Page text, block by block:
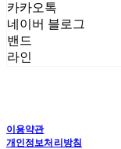
카카오톡
네이버 블로그
밴드
라인
이용약관
개인정보처리방침